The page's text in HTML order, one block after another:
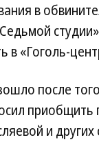
в
в «Гоголь-
после
приобщить
и других